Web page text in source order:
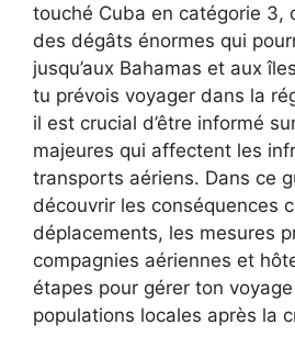
touché Cuba en catégorie 3,
des dégâts énormes qui
jusqu’aux Bahamas et aux
tu prévois voyager dans la
il est crucial d’être informé
majeures qui affectent les
transports aériens. Dans ce
découvrir les conséquences
déplacements, les mesures
compagnies aériennes et
étapes pour gérer ton
populations locales après la